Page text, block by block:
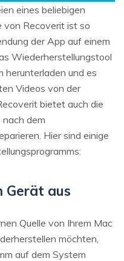
eines beliebigen
von Recoverit ist so
der App auf einem
Wiederherstellungstool
herunterladen und es
Videos von der
bietet auch die
dem
Hier sind einige
Gerät aus
Quelle von Ihrem Mac
möchten,
auf dem System